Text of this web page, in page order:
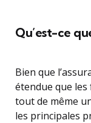
Qu’est-ce
Bien que
étendue que
tout de même
les principales